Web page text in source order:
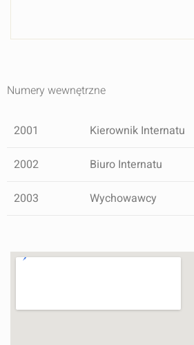
Numery wewnętrzne
2001 Kierownik Internatu
2002 Biuro Internatu
2003 Wychowawcy